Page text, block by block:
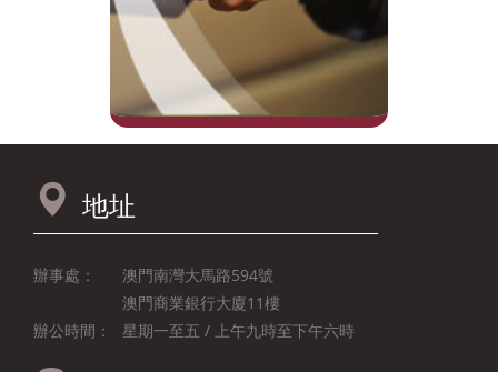
地址
辦事處：
澳門南灣大馬路594號
澳門商業銀行大廈11樓
辦公時間：
星期一至五 / 上午九時至下午六時